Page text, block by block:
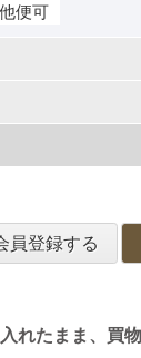
便可
員登録する
れたまま、買